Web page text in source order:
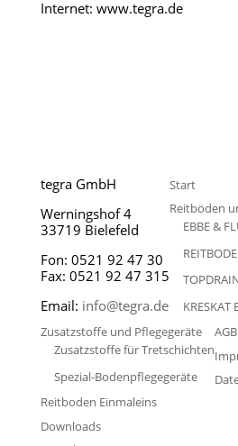
Internet: www.tegra.de
tegra GmbH
Werningshof 4
33719 Bielefeld
Fon: 0521 92 47 30
Fax: 0521 92 47 315
Email: info@tegra.de
Start
Reitböden
EBBE &
KRESKAT
Zusatzstoffe und Pflegegeräte
Zusatzstoffe für Tretschichten
Spezial-Bodenpflegegeräte
Reitboden Einmaleins
Downloads
AGB